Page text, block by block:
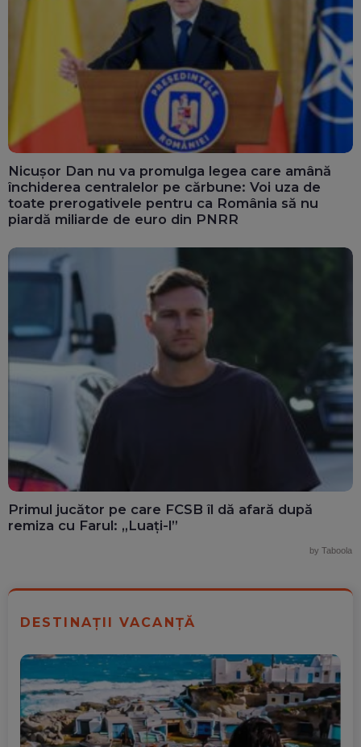
Nicușor Dan nu va promulga legea care amână
închiderea centralelor pe cărbune: Voi uza de
toate prerogativele pentru ca România să nu
piardă miliarde de euro din PNRR
Primul jucător pe care FCSB îl dă afară după
remiza cu Farul: „Luați-l”
by Taboola
DESTINAȚII VACANȚĂ